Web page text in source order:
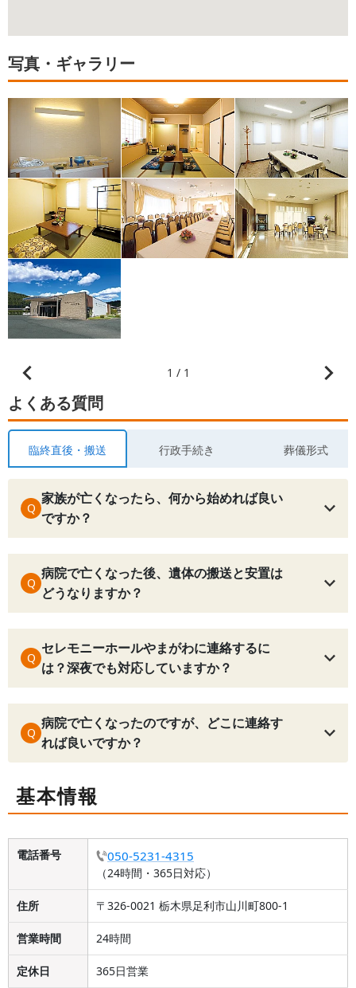
写真・ギャラリー
1 / 1
よくある質問
臨終直後・搬送 行政手続き 葬儀形式
Q
家族が亡くなったら、何から始めれば良い
ですか？
Q
病院で亡くなった後、遺体の搬送と安置は
どうなりますか？
Q
セレモニーホールやまがわに連絡するに
は？深夜でも対応していますか？
Q
病院で亡くなったのですが、どこに連絡す
れば良いですか？
基本情報
電話番号 050-5231-4315
（24時間・365日対応）
住所 〒326-0021 栃木県足利市山川町800-1
営業時間 24時間
定休日 365日営業